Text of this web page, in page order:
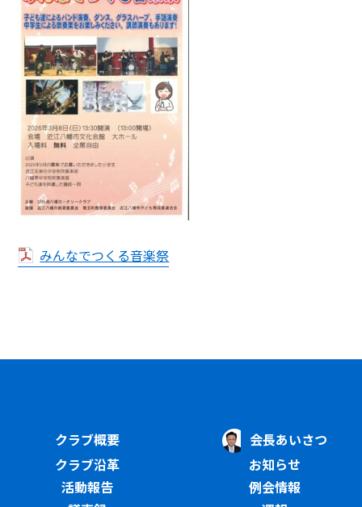
みんなでつくる音楽祭
クラブ概要
会長あいさつ
クラブ沿革
お知らせ
活動報告
例会情報